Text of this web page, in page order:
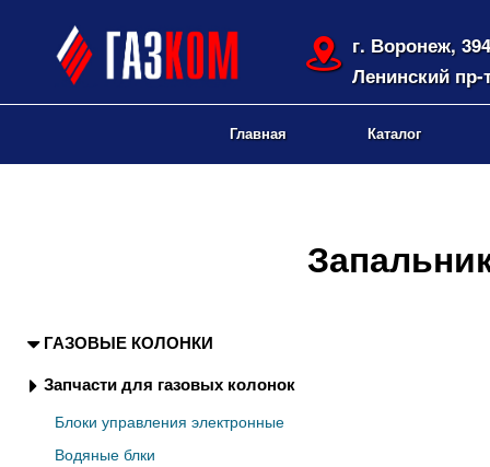
г. Воронеж,
Ленинский пр-
Главная Каталог
ГАЗОВЫЕ КОЛОНКИ
Запчасти для газовых колонок
Блоки управления электронные
Водяные блки